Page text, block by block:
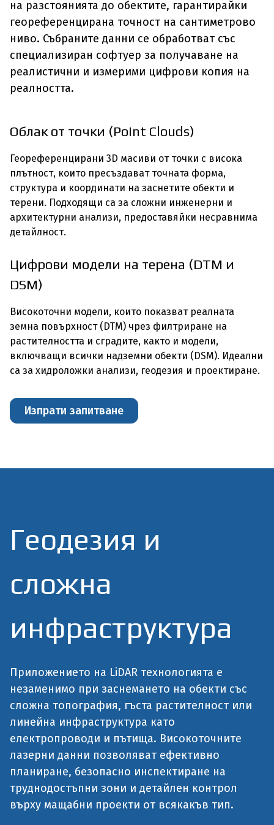
на разстоянията до обектите, гарантирайки
геореференцирана точност на сантиметрово
ниво. Събраните данни се обработват със
специализиран софтуер за получаване на
реалистични и измерими цифрови копия на
реалността.
Облак от точки (Point Clouds)
Геореференцирани 3D масиви от точки с висока
плътност, които пресъздават точната форма,
структура и координати на заснетите обекти и
терени. Подходящи са за сложни инженерни и
архитектурни анализи, предоставяйки несравнима
детайлност.
Цифрови модели на терена (DTM и
DSM)
Високоточни модели, които показват реалната
земна повърхност (DTM) чрез филтриране на
растителността и сградите, както и модели,
включващи всички надземни обекти (DSM). Идеални
са за хидроложки анализи, геодезия и проектиране.
Изпрати запитване
Геодезия и
сложна
инфраструктура
Приложението на LiDAR технологията е
незаменимо при заснемането на обекти със
сложна топография, гъста растителност или
линейна инфраструктура като
електропроводи и пътища. Високоточните
лазерни данни позволяват ефективно
планиране, безопасно инспектиране на
труднодостъпни зони и детайлен контрол
върху мащабни проекти от всякакъв тип.